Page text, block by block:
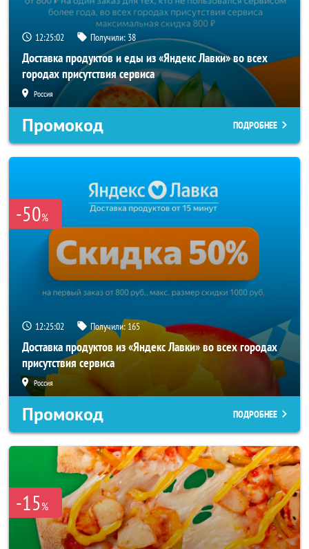
12:25:01 Получили: 38
Доставка продуктов и еды из «Яндекс Лавки» во всех
городах присутствия сервиса
Россия
Промокод ПОДРОБНЕЕ
-50%
12:25:01 Получили: 165
Доставка продуктов из «Яндекс Лавки» во всех городах
присутствия сервиса
Россия
Промокод ПОДРОБНЕЕ
-15%